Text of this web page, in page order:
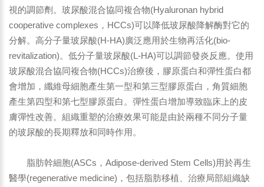
視的調節劑。玻尿酸混合協同複合物(Hyaluronan hybrid
cooperative complexes，HCCs)可以降低玻尿酸降解酶對它的
分解。高分子量玻尿酸(H-HA)廣泛應用於生物再活化(bio-
revitalization)。低分子量玻尿酸(L-HA)可以調節發炎反應。使用
玻尿酸混合協同複合物(HCCs)治療後，膠原蛋白和彈性蛋白都
會增加，纖維母細胞產生第一型和第三型膠原蛋白，角質細胞
產生第四型和第七型膠原蛋白。彈性蛋白增加導致臨床上的皮
膚彈性改善。組織重塑的治療效果可能是由於兩種不同分子量
的玻尿酸的長期釋放和同時作用。
脂肪幹細胞(ASCs，Adipose-derived Stem Cells)用於再生
醫學(regenerative medicine)，包括脂肪移植、治療局部組織缺